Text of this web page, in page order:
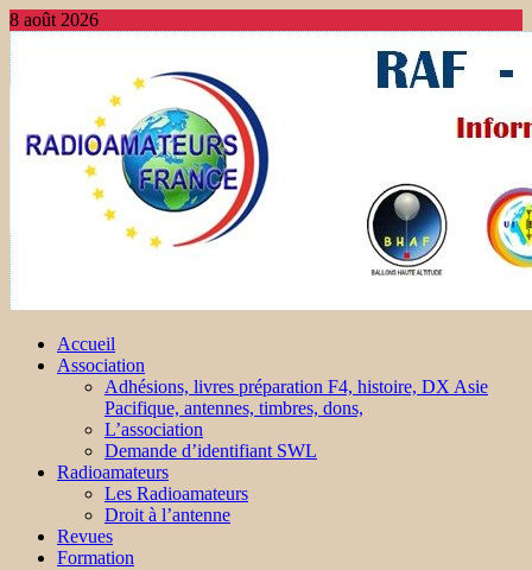
8 août 2026
Accueil
Association
Adhésions, livres préparation F4, histoire, DX Asie
Pacifique, antennes, timbres, dons,
L’association
Demande d’identifiant SWL
Radioamateurs
Les Radioamateurs
Droit à l’antenne
Revues
Formation